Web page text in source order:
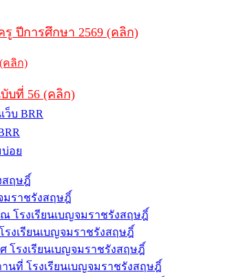
ปีการศึกษา 2569 (คลิก)
คลิก)
บที่ 56 (คลิก)
บ BRR
อย
สฤษฎิ์
มราชรังสฤษฎิ์
โรงเรียนเบญจมราชรังสฤษฎิ์
รงเรียนเบญจมราชรังสฤษฎิ์
โรงเรียนเบญจมราชรังสฤษฎิ์
นที่ โรงเรียนเบญจมราชรังสฤษฎิ์